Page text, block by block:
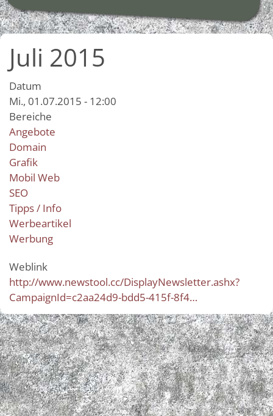
Juli 2015
Datum
Mi., 01.07.2015 - 12:00
Bereiche
Angebote
Domain
Grafik
Mobil Web
SEO
Tipps / Info
Werbeartikel
Werbung
Weblink
http://www.newstool.cc/DisplayNewsletter.ashx?
CampaignId=c2aa24d9-bdd5-415f-8f4…